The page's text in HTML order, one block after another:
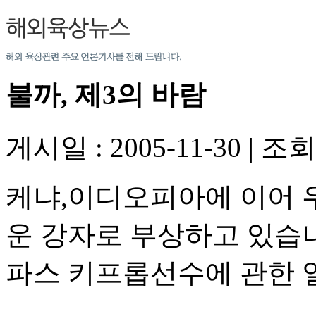
불까, 제3의 바람
게시일 : 2005-11-30 | 조
케냐,이디오피아에 이어
운 강자로 부상하고 있습
파스 키프롭선수에 관한